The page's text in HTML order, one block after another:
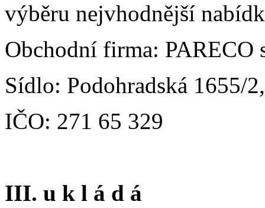
výběru nejvhodnější
Obchodní firma: PARECO
Sídlo: Podohradská 1655/
IČO: 271 65 329
III. u k l á d á